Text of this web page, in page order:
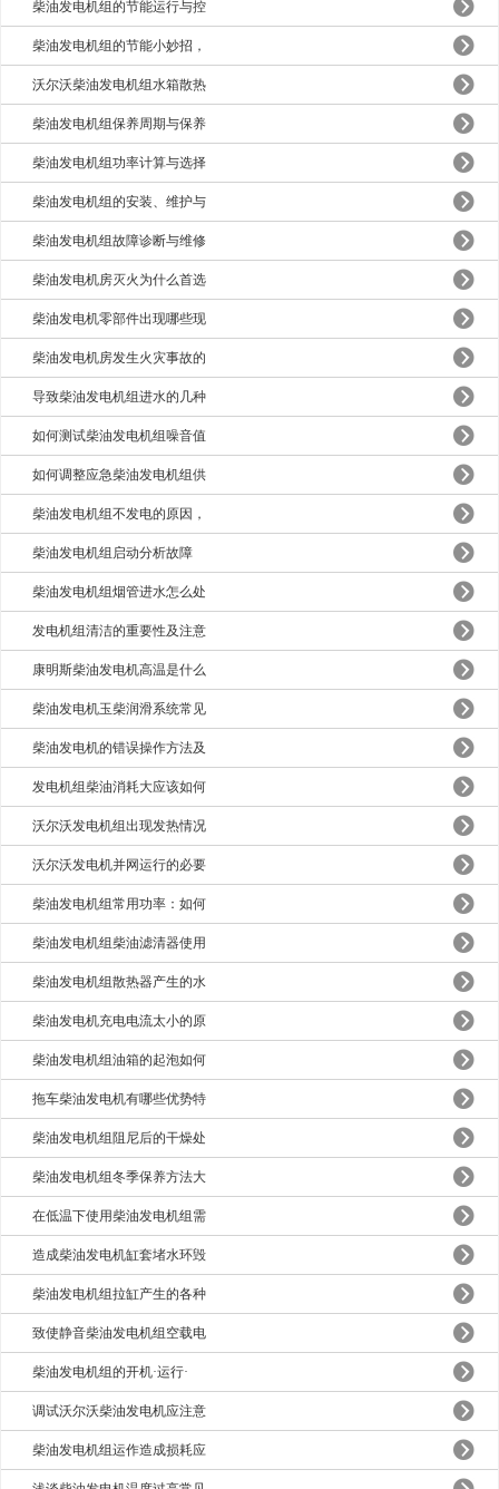
柴油发电机组的节能运行与控
柴油发电机组的节能小妙招，
沃尔沃柴油发电机组水箱散热
柴油发电机组保养周期与保养
柴油发电机组功率计算与选择
柴油发电机组的安装、维护与
柴油发电机组故障诊断与维修
柴油发电机房灭火为什么首选
柴油发电机零部件出现哪些现
柴油发电机房发生火灾事故的
导致柴油发电机组进水的几种
如何测试柴油发电机组噪音值
如何调整应急柴油发电机组供
柴油发电机组不发电的原因，
柴油发电机组启动分析故障
柴油发电机组烟管进水怎么处
发电机组清洁的重要性及注意
康明斯柴油发电机高温是什么
柴油发电机玉柴润滑系统常见
柴油发电机的错误操作方法及
发电机组柴油消耗大应该如何
沃尔沃发电机组出现发热情况
沃尔沃发电机并网运行的必要
柴油发电机组常用功率：如何
柴油发电机组柴油滤清器使用
柴油发电机组散热器产生的水
柴油发电机充电电流太小的原
柴油发电机组油箱的起泡如何
拖车柴油发电机有哪些优势特
柴油发电机组阻尼后的干燥处
柴油发电机组冬季保养方法大
在低温下使用柴油发电机组需
造成柴油发电机缸套堵水环毁
柴油发电机组拉缸产生的各种
致使静音柴油发电机组空载电
柴油发电机组的开机·运行·
调试沃尔沃柴油发电机应注意
柴油发电机组运作造成损耗应